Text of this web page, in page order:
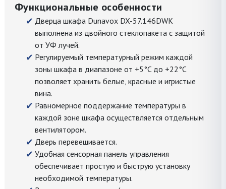
Функциональные особенности
Дверца шкафа Dunavox DX-57.146DWK
выполнена из двойного стеклопакета с защитой
от УФ лучей.
Регулируемый температурный режим каждой
зоны шкафа в диапазоне от +5°C до +22°C
позволяет хранить белые, красные и игристые
вина.
Равномерное поддержание температуры в
каждой зоне шкафа осуществляется отдельным
вентилятором.
Дверь перевешивается.
Удобная сенсорная панель управления
обеспечивает простую и быструю установку
необходимой температуры.